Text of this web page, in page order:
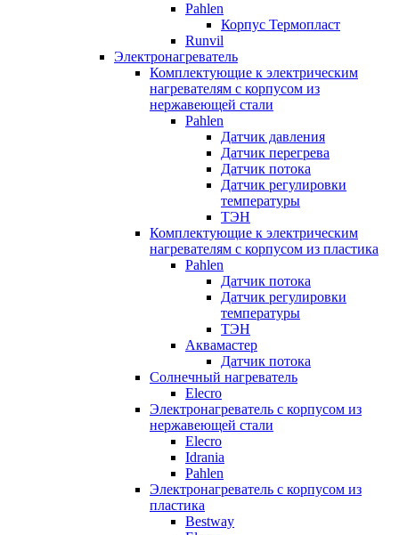
Pahlen
Корпус Термопласт
Runvil
Электронагреватель
Комплектующие к электрическим
нагревателям с корпусом из
нержавеющей стали
Pahlen
Датчик давления
Датчик перегрева
Датчик потока
Датчик регулировки
температуры
ТЭН
Комплектующие к электрическим
нагревателям с корпусом из пластика
Pahlen
Датчик потока
Датчик регулировки
температуры
ТЭН
Аквамастер
Датчик потока
Солнечный нагреватель
Elecro
Электронагреватель с корпусом из
нержавеющей стали
Elecro
Idrania
Pahlen
Электронагреватель с корпусом из
пластика
Bestway